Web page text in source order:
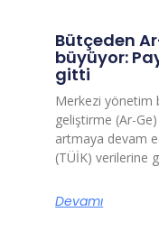
Bütçeden
büyüyor:
gitti
Merkezi yönetim
geliştirme (Ar-
artmaya devam
(TÜİK) verilerine
Devamı